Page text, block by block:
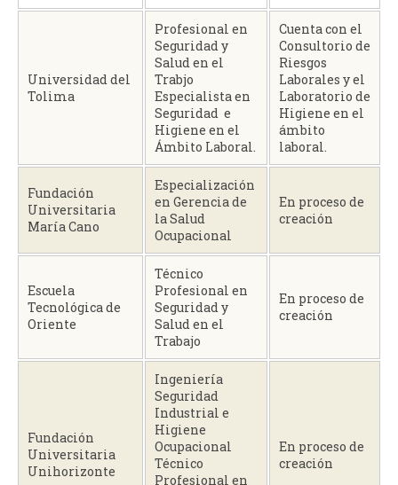
Universidad del
Tolima
Profesional en
Seguridad y
Salud en el
Trabjo
Especialista en
Seguridad e
Higiene en el
Ámbito Laboral.
Cuenta con el
Consultorio de
Riesgos
Laborales y el
Laboratorio de
Higiene en el
ámbito
laboral.
Fundación
Universitaria
María Cano
Especialización
en Gerencia de
la Salud
Ocupacional
En proceso de
creación
Escuela
Tecnológica de
Oriente
Técnico
Profesional en
Seguridad y
Salud en el
Trabajo
En proceso de
creación
Fundación
Universitaria
Unihorizonte
Ingeniería
Seguridad
Industrial e
Higiene
Ocupacional
Técnico
Profesional en
En proceso de
creación